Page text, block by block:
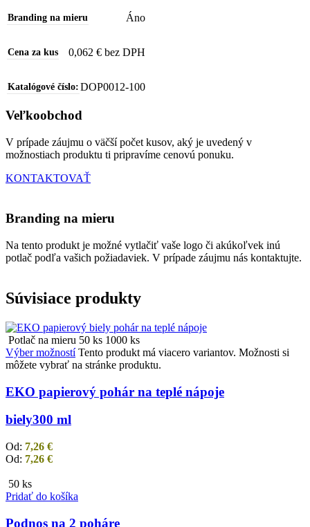
Branding na mieru Áno
Cena za kus 0,062 € bez DPH
Katalógové číslo: DOP0012-100
Veľkoobchod
V prípade záujmu o väčší počet kusov, aký je uvedený v
možnostiach produktu ti pripravíme cenovú ponuku.
KONTAKTOVAŤ
Branding na mieru
Na tento produkt je možné vytlačiť vaše logo či akúkoľvek inú
potlač podľa vašich požiadaviek. V prípade záujmu nás kontaktujte.
Súvisiace produkty
Potlač na mieru 50 ks 1000 ks
Výber možností Tento produkt má viacero variantov. Možnosti si
môžete vybrať na stránke produktu.
EKO papierový pohár na teplé nápoje
biely300 ml
Od: 7,26 €
Od: 7,26 €
50 ks
Pridať do košíka
Podnos na 2 poháre